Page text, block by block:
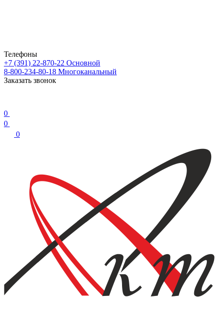
Телефоны
+7 (391) 22-870-22 Основной
8-800-234-80-18 Многоканальный
Заказать звонок
0
0
0